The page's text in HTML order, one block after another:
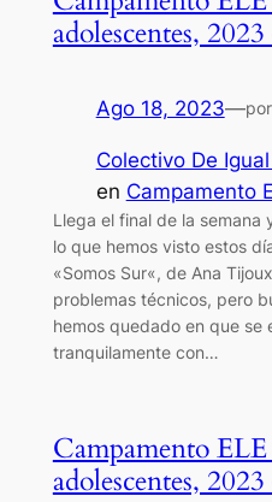
adolescentes,
Ago 18, 2023—por
Colectivo De
en Campamento
Llega el final de la semana
lo que hemos visto estos
«Somos Sur«, de Ana
problemas técnicos, pero
hemos quedado en que se
tranquilamente con…
Campamento
adolescentes,